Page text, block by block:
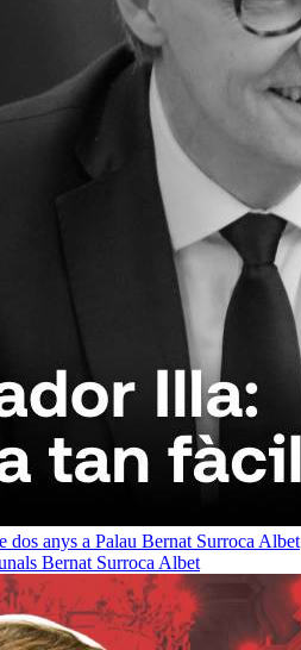
dos anys a Palau Bernat Surroca Albet
Bernat Surroca Albet